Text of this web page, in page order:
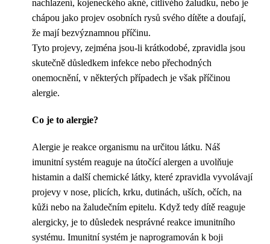
nachlazení, kojeneckého akné, citlivého žaludku, nebo je
chápou jako projev osobních rysů svého dítěte a doufají,
že mají bezvýznamnou příčinu.
Tyto projevy, zejména jsou-li krátkodobé, zpravidla jsou
skutečně důsledkem infekce nebo přechodných
onemocnění, v některých případech je však příčinou
alergie.
Co je to alergie?
Alergie je reakce organismu na určitou látku. Náš
imunitní systém reaguje na útočící alergen a uvolňuje
histamin a další chemické látky, které zpravidla vyvolávají
projevy v nose, plicích, krku, dutinách, uších, očích, na
kůži nebo na žaludečním epitelu. Když tedy dítě reaguje
alergicky, je to důsledek nesprávné reakce imunitního
systému. Imunitní systém je naprogramován k boji